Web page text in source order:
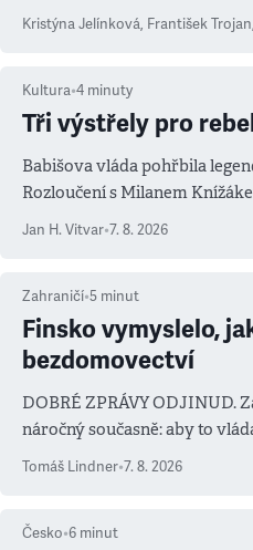
Kristýna Jelínková, František Trojan,
Kultura•4 minuty
Tři výstřely pro
Babišova vláda pohřbila
Rozloučení s Milanem
salvy i kritika pokrokářů
Jan H. Vitvar•7. 8. 2026
Zahraničí•5 minut
Finsko vymyslelo,
bezdomovectví
DOBRÉ ZPRÁVY ODJINUD.
náročný současně: aby to
prioritu
Tomáš Lindner•7. 8. 2026
Česko•6 minut